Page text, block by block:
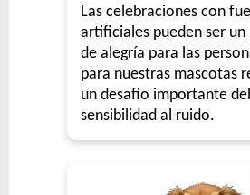
Las celebraciones con
artificiales pueden ser
de alegría para las
para nuestras mascotas
un desafío importante
sensibilidad al ruido.